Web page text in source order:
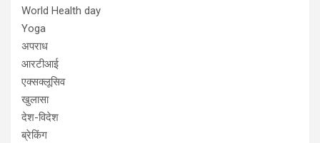
World Health day
Yoga
अपराध
आरटीआई
एक्सक्लूसिव
खुलासा
देश-विदेश
ब्रेकिंग